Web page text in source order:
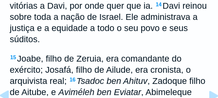
vitórias a Davi, por onde quer que ia. 14 Davi reinou
sobre toda a nação de Israel. Ele administrava a
justiça e a equidade a todo o seu povo e seus
súditos.
15Joabe, filho de Zeruia, era comandante do
exército; Josafá, filho de Ailude, era cronista, o
arquivista real; 16 Tsadoc ben Ahituv, Zadoque filho
de Aitube, eAviméleh ben Eviatar, Abimeleque